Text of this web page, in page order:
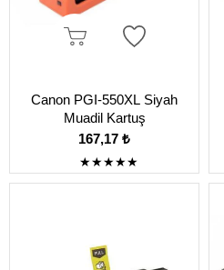
Canon PGI-550XL Siyah
Muadil Kartuş
★★★★★
167,17 ₺